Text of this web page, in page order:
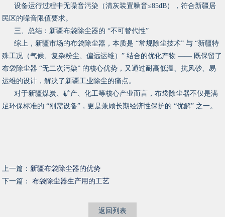
设备运行过程中无噪音污染（清灰装置噪音≤85dB），符合新疆居
民区的噪音限值要求。
三、总结：新疆布袋除尘器的 “不可替代性”
综上，新疆市场的布袋除尘器，本质是 “常规除尘技术” 与 “新疆特
殊工况（气候、复杂粉尘、偏远运维）” 结合的优化产物 —— 既保留了
布袋除尘器 “无二次污染” 的核心优势，又通过耐高低温、抗风砂、易
运维的设计，解决了新疆工业除尘的痛点。
对于新疆煤炭、矿产、化工等核心产业而言，布袋除尘器不仅是满
足环保标准的 “刚需设备”，更是兼顾长期经济性保护的 “优解” 之一。
上一篇： 新疆布袋除尘器的优势
下一篇：布袋除尘器生产用的工艺
返回列表